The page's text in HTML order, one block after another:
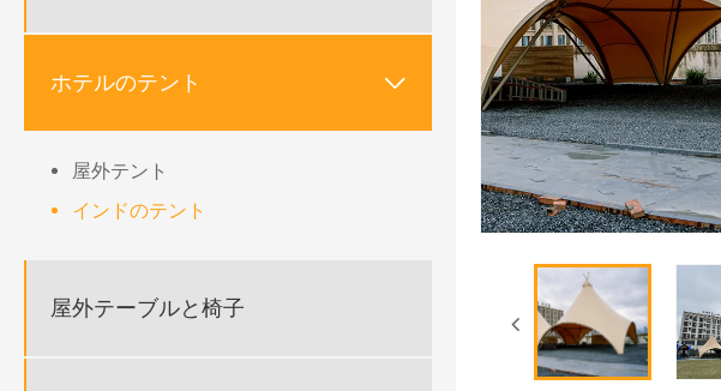
ホテルのテント 
屋外テント
インドのテント
屋外テーブルと椅子